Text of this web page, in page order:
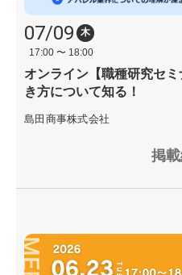
07/09
木
17:00 〜 18:00
オンライン【職種研究セ
き方について知る！
島田商事株式会社
掲